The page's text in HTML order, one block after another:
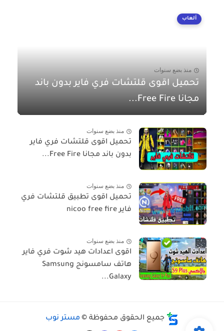
ألعاب
منذ بضع سنوات
تحميل اقوى قلتشات فري فاير بدون باند
مجانا Free Fire...
منذ بضع سنوات
تحميل اقوى قلتشات فري فاير
بدون باند مجانا Free Fire...
منذ بضع سنوات
تحميل اقوى تطبيق قلتشات فري
فاير nicoo free fire
منذ بضع سنوات
اقوى اعدادات هيد شوت فري فاير
هاتف سامسونج Samsung
Galaxy...
جميع الحقوق محفوظة © مستر نوب